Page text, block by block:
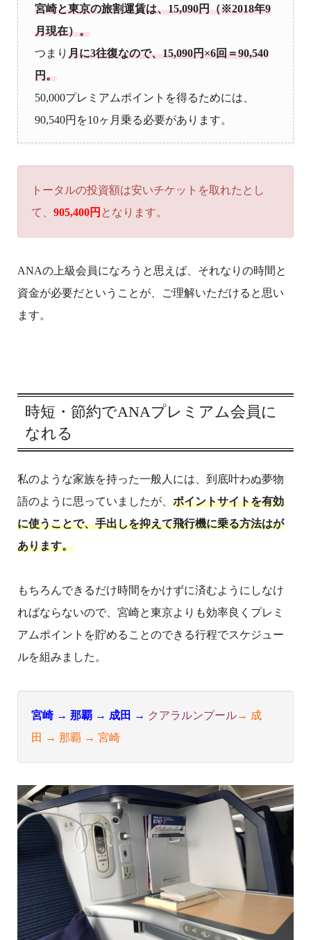
宮崎と東京の旅割運賃は、15,090円（※2018年9
月現在）。
つまり 月に3往復なので、15,090円×6回＝90,540
円。
50,000プレミアムポイントを得るためには、
90,540円を10ヶ月乗る必要があります。
トータルの投資額は安いチケットを取れたとし
て、 905,400円 となります。
ANAの上級会員になろうと思えば、それなりの時間と
資金が必要だということが、ご理解いただけると思い
ます。
時短・節約でANAプレミアム会員に
なれる
私のような家族を持った一般人には、到底叶わぬ夢物
語のように思っていましたが、 ポイントサイトを有効
に使うことで、手出しを抑えて飛行機に乗る方法はが
あります。
もちろんできるだけ時間をかけずに済むようにしなけ
ればならないので、宮崎と東京よりも効率良くプレミ
アムポイントを貯めることのできる行程でスケジュー
ルを組みました。
宮崎 → 那覇 → 成田 → クアラルンプール→ 成
田 → 那覇 → 宮崎